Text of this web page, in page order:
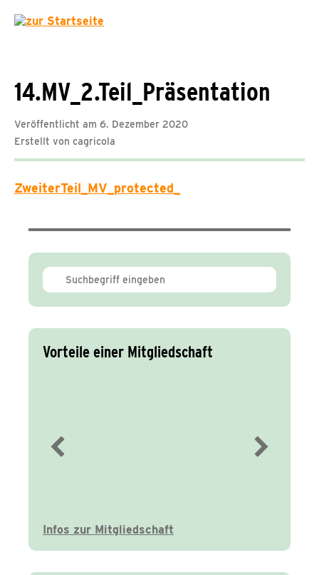
14.MV_2.Teil_Präsentation
Veröffentlicht am 6. Dezember 2020
Erstellt von cagricola
ZweiterTeil_MV_protected_
Vorteile einer Mitgliedschaft
Infos zur Mitgliedschaft